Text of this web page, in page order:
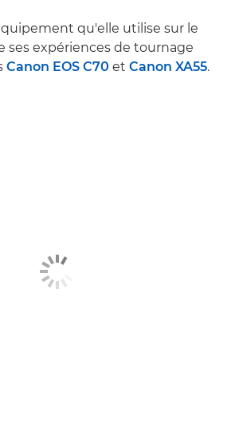
qu'elle utilise sur le
ses expériences de tournage
Canon EOS C70 et Canon XA55.